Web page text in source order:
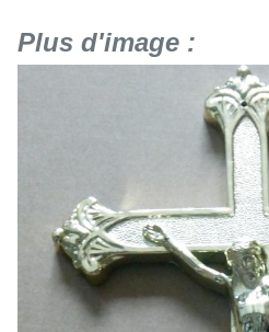
Plus d'image :